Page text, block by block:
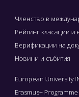
Членство в
Рейтинг класации и
Верификации на
Новини и събития
European University
Erasmus+ Programme